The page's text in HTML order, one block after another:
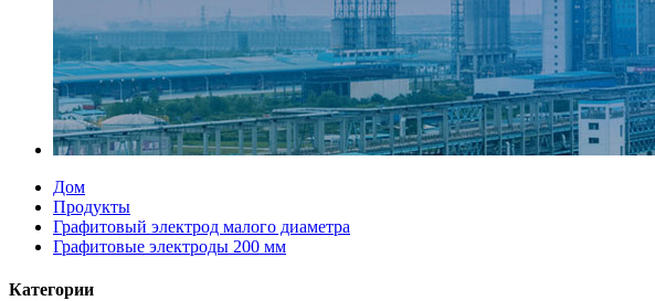
Дом
Продукты
Графитовый электрод малого диаметра
Графитовые электроды 200 мм
Категории